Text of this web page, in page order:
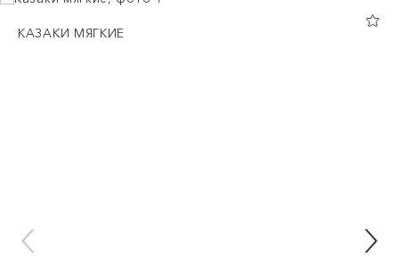
КАЗАКИ МЯГКИЕ